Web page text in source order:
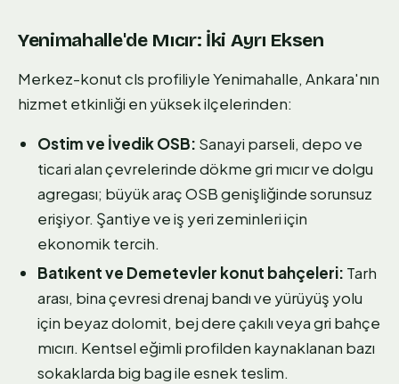
Yenimahalle'de Mıcır: İki Ayrı Eksen
Merkez-konut cls profiliyle Yenimahalle, Ankara'nın
hizmet etkinliği en yüksek ilçelerinden:
Ostim ve İvedik OSB: Sanayi parseli, depo ve
ticari alan çevrelerinde dökme gri mıcır ve dolgu
agregası; büyük araç OSB genişliğinde sorunsuz
erişiyor. Şantiye ve iş yeri zeminleri için
ekonomik tercih.
Batıkent ve Demetevler konut bahçeleri: Tarh
arası, bina çevresi drenaj bandı ve yürüyüş yolu
için beyaz dolomit, bej dere çakılı veya gri bahçe
mıcırı. Kentsel eğimli profilden kaynaklanan bazı
sokaklarda big bag ile esnek teslim.